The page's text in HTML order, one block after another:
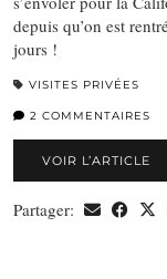
depuis qu’on est
jours !
VISITES PRIVÉES
2 COMMENTAIRES
VOIR L’ARTICLE
Partager: